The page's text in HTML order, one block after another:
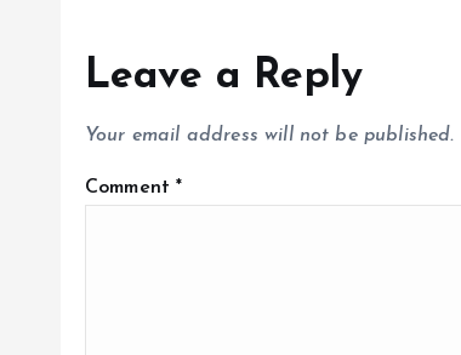
Leave a Reply
Your email address will not be published.
Comment*